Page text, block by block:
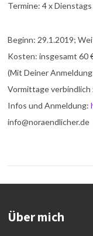
Termine: 4 x
Beginn: 29.1.2019;
Kosten: insgesamt 60
(Mit Deiner
Vormittage verbindlich
Infos und Anmeldung:
info@noraendlicher.de
Über mich